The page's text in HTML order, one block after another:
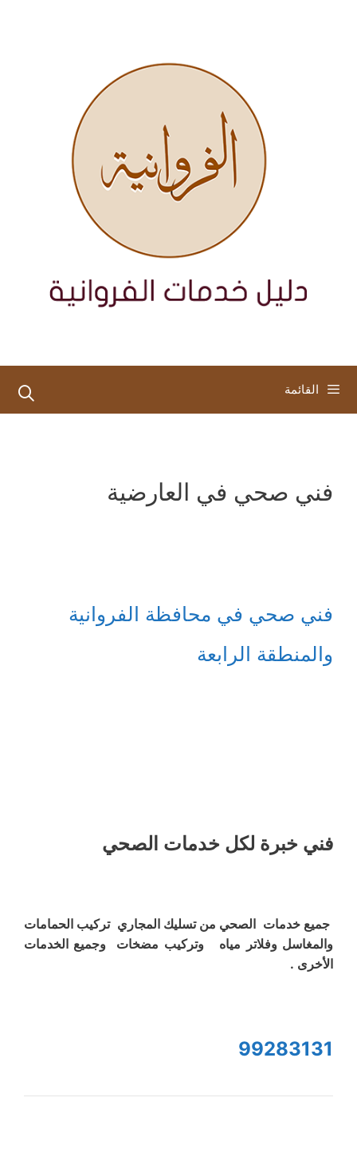
القائمة
فني صحي في العارضية
فني صحي في محافظة الفروانية
والمنطقة الرابعة
فني خبرة لكل خدمات الصحي
جميع خدمات الصحي من تسليك المجاري تركيب الحمامات
والمغاسل وفلاتر مياه وتركيب مضخات وجميع الخدمات
الأخرى .
99283131